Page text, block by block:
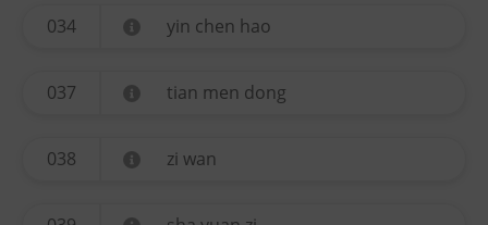
034 yin chen hao
037 tian men dong
038 zi wan